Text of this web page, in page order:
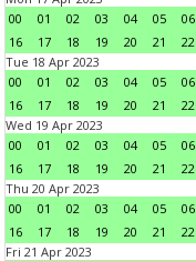
00
01 02 03 04 05 06
16
17 18 19 20 21 22
Tue 18 Apr 2023
00
01 02 03 04 05 06
16
17 18 19 20 21 22
Wed 19 Apr 2023
00
01 02 03 04 05 06
16
17 18 19 20 21 22
Thu 20 Apr 2023
00
01 02 03 04 05 06
16
17 18 19 20 21 22
Fri 21 Apr 2023